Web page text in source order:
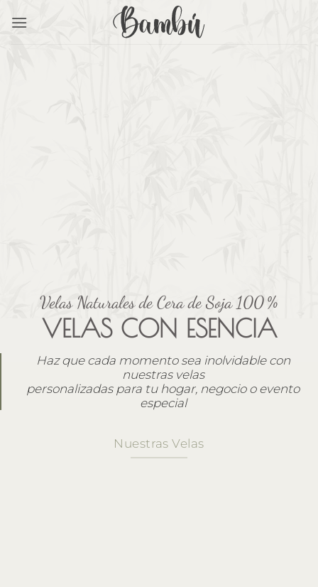
Velas Naturales de Cera de Soja 100 %
VELAS CON ESENCIA
Haz que cada momento sea inolvidable con
nuestras velas
personalizadas para tu hogar, negocio o evento
especial
Nuestras Velas